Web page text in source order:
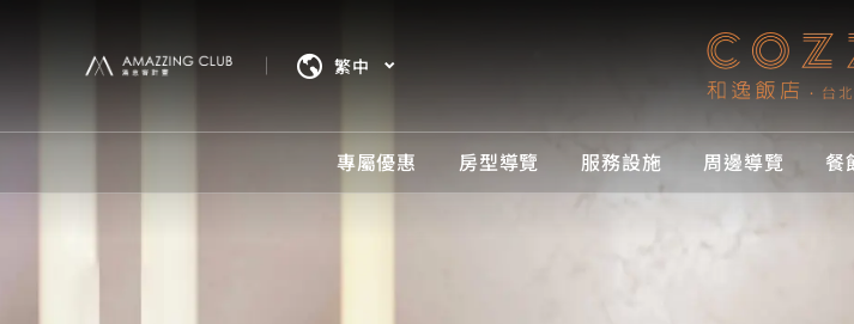
繁中
專屬優惠 房型導覽 服務設施 周邊導覽 餐